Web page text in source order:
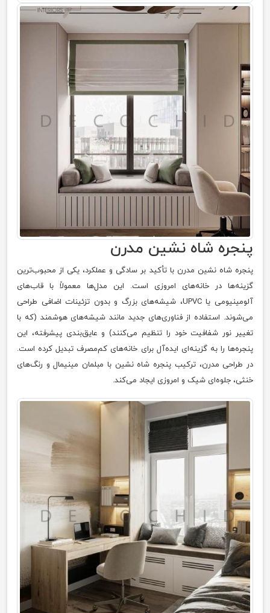
پنجره شاه‌ نشین مدرن
پنجره شاه‌ نشین مدرن با تأکید بر سادگی و عملکرد، یکی از محبوب‌ترین
گزینه‌ها در خانه‌های امروزی است. این مدل‌ها معمولاً با قاب‌های
آلومینیومی یا UPVC، شیشه‌های بزرگ و بدون تزئینات اضافی طراحی
می‌شوند. استفاده از فناوری‌های جدید مانند شیشه‌های هوشمند (که با
تغییر نور شفافیت خود را تنظیم می‌کنند) و عایق‌بندی پیشرفته، این
پنجره‌ها را به گزینه‌ای ایده‌آل برای خانه‌های کم‌مصرف تبدیل کرده است.
در طراحی مدرن، ترکیب پنجره شاه‌ نشین با مبلمان مینیمال و رنگ‌های
خنثی، جلوه‌ای شیک و امروزی ایجاد می‌کند.